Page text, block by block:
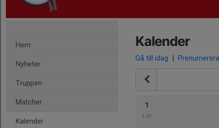
Hem
Nyheter
Truppen
Matcher
Kalender
Kalender
Gå till idag | Prenumerera
1
Lör